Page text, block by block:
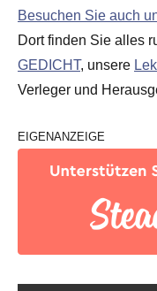
Besuchen Sie auch
Dort finden Sie alles
GEDICHT, unsere
Verleger und
EIGENANZEIGE